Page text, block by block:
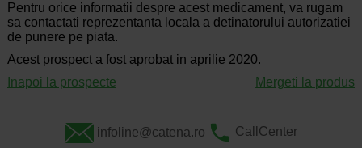
Pentru orice informatii despre acest medicament, va rugam
sa contactati reprezentanta locala a detinatorului autorizatiei
de punere pe piata.
Acest prospect a fost aprobat in aprilie 2020.
Inapoi la prospecte
Mergeti la produs
infoline@catena.ro CallCenter